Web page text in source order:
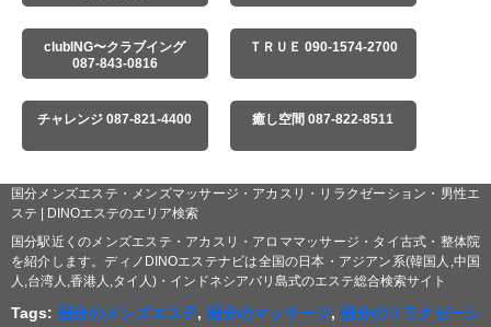
clubING〜クラブイング
087-843-0816
ＴＲＵＥ 090-1574-2700
チャレンジ 087-821-4400 癒し空間 087-822-8511
国分メンズエステ・メンズマッサージ・アカスリ・リラクゼーション・男性エ
ステ | DINOエステのエリア検索
国分駅近くのメンズエステ・アカスリ・アロママッサージ・タイ古式・整体院
を紹介します。ディノDINOエステナビは全国の日本・アジアン系(韓国人,中国
人,台湾人,香港人,タイ人)・インドネシアバリ島式のエステ総合検索サイト
Tags: 国分のメンズエステ, 国分のマッサージ, 国分のリラクゼーシ